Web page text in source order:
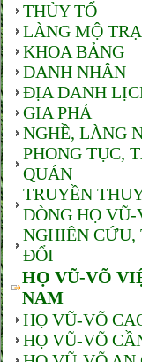
THỦY TỔ
LÀNG MỘ
KHOA BẢNG
DANH NHÂN
ĐỊA DANH
GIA PHẢ
NGHỀ, LÀNG
PHONG TỤC,
QUÁN
TRUYỀN
DÒNG HỌ VŨ-
NGHIÊN CỨU,
ĐỔI
HỌ VŨ-VÕ
NAM
HỌ VŨ-VÕ
HỌ VŨ-VÕ